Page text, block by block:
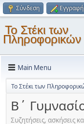
Σύνδεση Εγγραφή
Το Στέκι των
Πληροφορικών
Main Menu
Το Στέκι των
Β΄
Συζητήσεις, ασκήσεις